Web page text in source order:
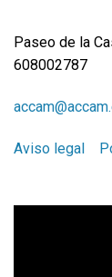
Paseo de la
608002787
Aviso legal